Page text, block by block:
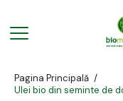
Pagina Principală /
Ulei bio din seminte de